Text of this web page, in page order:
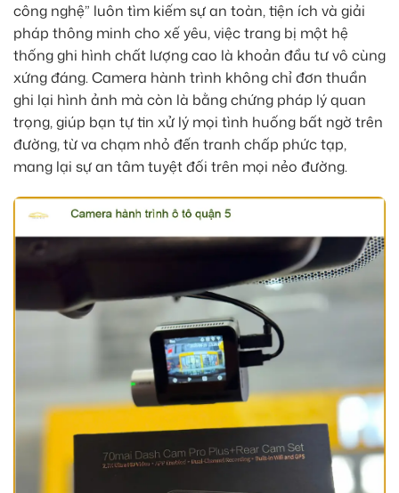
công nghệ” luôn tìm kiếm sự an toàn, tiện ích và giải
pháp thông minh cho xế yêu, việc trang bị một hệ
thống ghi hình chất lượng cao là khoản đầu tư vô cùng
xứng đáng. Camera hành trình không chỉ đơn thuần
ghi lại hình ảnh mà còn là bằng chứng pháp lý quan
trọng, giúp bạn tự tin xử lý mọi tình huống bất ngờ trên
đường, từ va chạm nhỏ đến tranh chấp phức tạp,
mang lại sự an tâm tuyệt đối trên mọi nẻo đường.